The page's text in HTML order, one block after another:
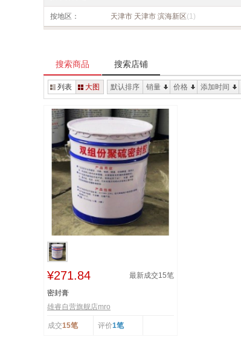
按地区： 天津市 天津市 滨海新区(1)
搜索商品 搜索店铺
列表 大图 默认排序 销量 价格 添加时间
¥271.84 最新成交15笔
密封膏
雄睿自营旗舰店mro
成交15笔 评价1笔